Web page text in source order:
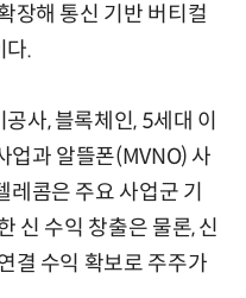
장해 통신 기반 버티컬
다.
사, 블록체인, 5세대 이
업과 알뜰폰(MVNO) 사
콤은 주요 사업군 기
신 수익 창출은 물론, 신
결 수익 확보로 주주가